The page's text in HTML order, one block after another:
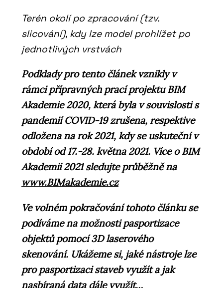
Terén okolí po zpracování (tzv.
slicování), kdy lze model prohlížet po
jednotlivých vrstvách
Podklady pro tento článek vznikly v
rámci přípravných prací projektu BIM
Akademie 2020, která byla v souvislosti s
pandemií COVID-19 zrušena, respektive
odložena na rok 2021, kdy se uskuteční v
období od 17.-28. května 2021. Více o BIM
Akademii 2021 sledujte průběžně na
www.BIMakademie.cz
Ve volném pokračování tohoto článku se
podíváme na možnosti pasportizace
objektů pomocí 3D laserového
skenování. Ukážeme si, jaké nástroje lze
pro pasportizaci staveb využít a jak
nasbíraná data dále využít…